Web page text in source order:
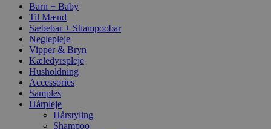
Barn + Baby
Til Mænd
Sæbebar + Shampoobar
Neglepleje
Vipper & Bryn
Kæledyrspleje
Husholdning
Accessories
Samples
Hårpleje
Hårstyling
Shampoo